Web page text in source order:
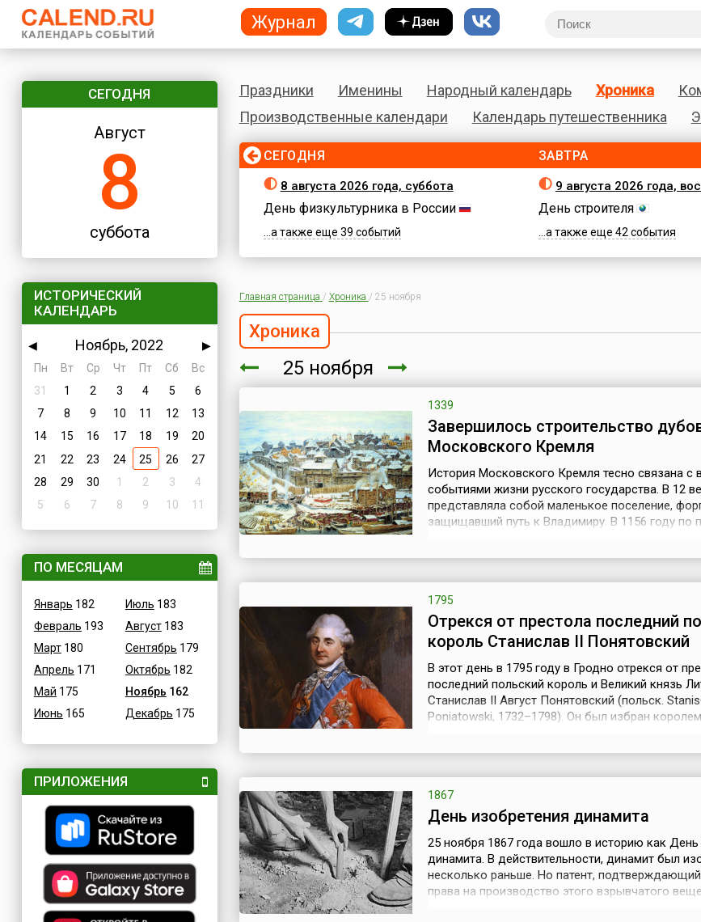
СЕГОДНЯ
Август
8
суббота
ИСТОРИЧЕСКИЙ
КАЛЕНДАРЬ
◀ Ноябрь, 2022
▶
Пн
Вт Ср Чт Пт Сб
Вс
31
1 2 3 4 5
6
7
8 9 10 11 12
13
14
15 16 17 18 19
20
21
22 23 24 25 26
27
28
29 30 1 2 3
4
5
6 7 8 9 10 11
ПО МЕСЯЦАМ
Январь 182
Февраль 193
Март180
Апрель 171
Май 175
Июнь 165
Июль 183
Август183
Сентябрь 179
Октябрь 182
Ноябрь 162
Декабрь 175
ПРИЛОЖЕНИЯ
Праздники Именины Народный календарь Хроника
Производственные календари
Календарь путешественника
СЕГОДНЯ
8 августа 2026 года, суббота
День физкультурника в России
...а также еще 39 событий
ЗАВТРА
9 августа 2026 года,
День строителя
...а также еще 42 события
Главная страница / Хроника / 25 ноября
Хроника
25 ноября
1339
Завершилось строительство
Московского Кремля
История Московского Кремля тесно связана с
событиями жизни русского государства. В 12
представляла собой маленькое поселение,
защищавший путь к Владимиру. В 1156 году по
высоком холме при впадении ...
1795
Отрекся от престола последний
король Станислав II Понятовский
В этот день в 1795 году в Гродно отрекся от
последний польский король и Великий князь
Станислав II Август Понятовский (польск.
Poniatowski, 1732–1798). Он был избран
Понятовский начал преобразов...
1867
День изобретения динамита
25 ноября 1867 года вошло в историю как День
динамита. В действительности, динамит был
несколько раньше. Но патент,
права на производство этого взрывчатого
Журнал